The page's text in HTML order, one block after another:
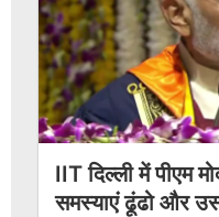
IIT दिल्ली में पीएम
समस्याएं ढूंढो और